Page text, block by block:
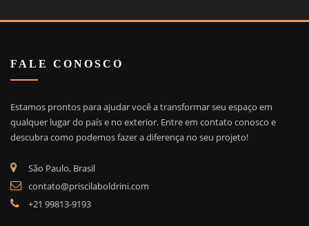
FALE CONOSCO
Estamos prontos para ajudar você a transformar seu espaço em
qualquer lugar do país e no exterior. Entre em contato conosco e
descubra como podemos fazer a diferença no seu projeto!
São Paulo, Brasil
contato@priscilaboldrini.com
+21 99813-9193